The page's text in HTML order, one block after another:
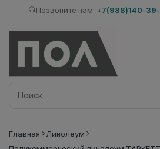
Позвоните нам: +7(988)140-
Главная
Линолеум